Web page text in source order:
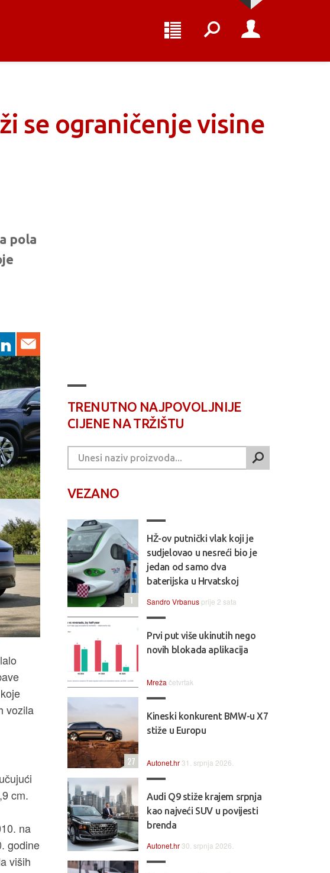
se ograničenje visine
pola
vozila
cm.
na
godine
viših
TRENUTNO NAJPOVOLJNIJE
CIJENE NA TRŽIŠTU
VEZANO
HŽ-ov putnički vlak koji je
sudjelovao u nesreći bio je
jedan od samo dva
baterijska u Hrvatskoj
Sandro Vrbanus prije 2 sata
1
Prvi put više ukinutih nego
novih blokada aplikacija
Mreža četvrtak
Kineski konkurent BMW-u X7
stiže u Europu
Autonet.hr 31. srpnja 2026.
27
Audi Q9 stiže krajem srpnja
kao najveći SUV u povijesti
brenda
Autonet.hr 30. srpnja 2026.